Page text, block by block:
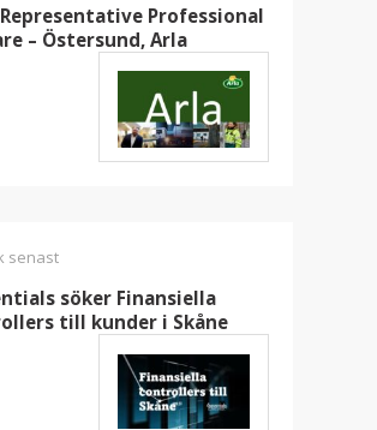
Representative Professional
– Östersund, Arla
senast
söker Finansiella
till kunder i Skåne